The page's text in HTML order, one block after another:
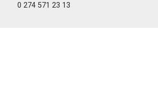
0 274 571 23 13